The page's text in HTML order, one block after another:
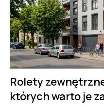
Rolety
których warto je